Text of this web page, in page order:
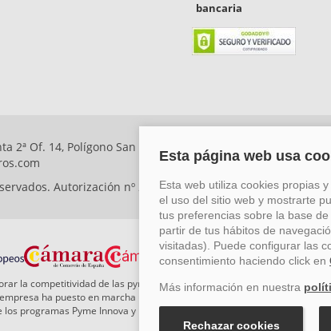
bancaria
Of. 14, Polígono San Rafael, Málaga. CP: 29006) Tel: +34
Autorización nº 29780-2
la competitividad de las pymes mediante el impulso de la
ha puesto en marcha un Plan de Acción durante el año 2026
programas Pyme Innova y Pyme Cibersegura de la Cámara de